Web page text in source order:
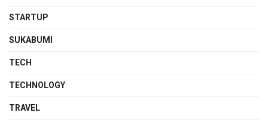
STARTUP
SUKABUMI
TECH
TECHNOLOGY
TRAVEL